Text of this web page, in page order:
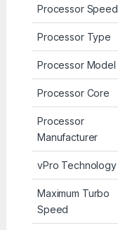
Processor Speed
Processor Type
Processor Model
Processor Core
Processor
Manufacturer
vPro Technology
Maximum Turbo
Speed